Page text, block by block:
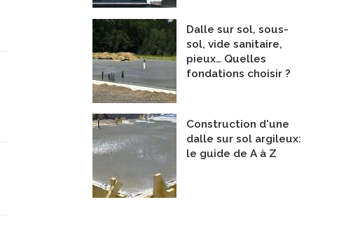
Dalle sur sol, sous-
sol, vide sanitaire,
pieux… Quelles
fondations choisir ?
Construction d'une
dalle sur sol argileux:
le guide de A à Z